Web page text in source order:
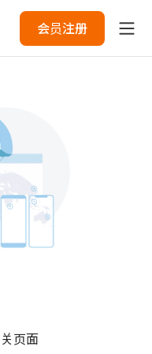
会员注册
页面